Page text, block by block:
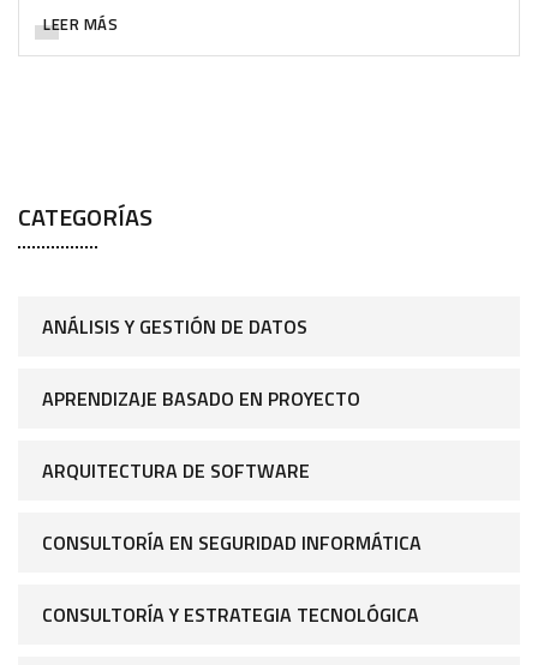
LEER MÁS
CATEGORÍAS
ANÁLISIS Y GESTIÓN DE DATOS
APRENDIZAJE BASADO EN PROYECTO
ARQUITECTURA DE SOFTWARE
CONSULTORÍA EN SEGURIDAD INFORMÁTICA
CONSULTORÍA Y ESTRATEGIA TECNOLÓGICA